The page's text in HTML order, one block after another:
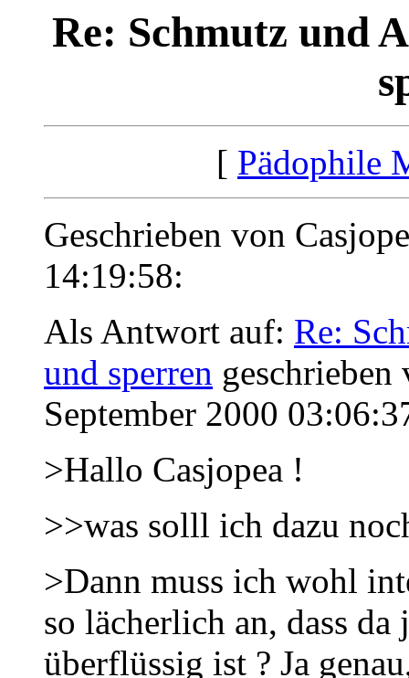
Re: Schmutz und
[ Pädophile
Geschrieben von
14:19:58:
Als Antwort auf: Re:
und sperren
September 2000
>Hallo Casjopea !
>>was solll ich dazu
>Dann muss ich wohl
so lächerlich an, dass
überflüssig ist ? Ja